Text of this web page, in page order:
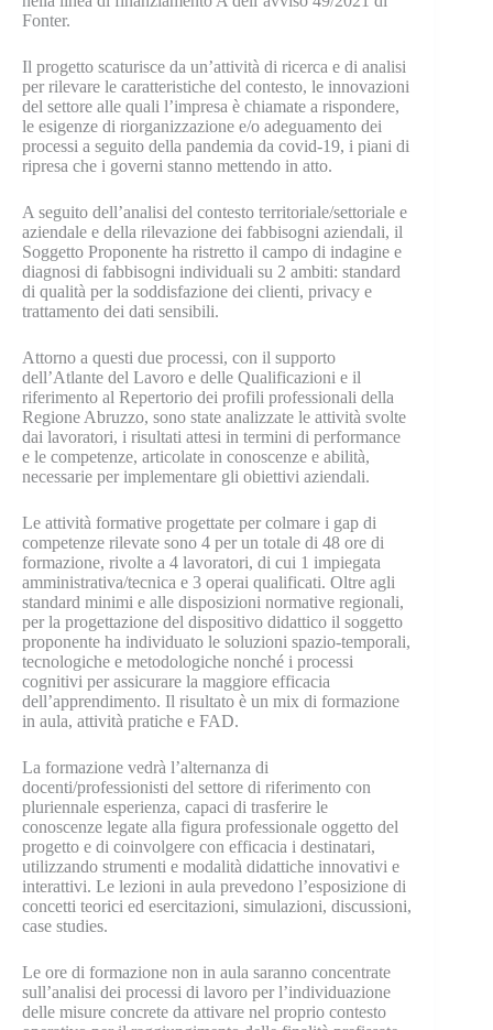
Fonter.
Il progetto scaturisce da un’attività di ricerca e di analisi
per rilevare le caratteristiche del contesto, le innovazioni
del settore alle quali l’impresa è chiamate a rispondere,
le esigenze di riorganizzazione e/o adeguamento dei
processi a seguito della pandemia da covid-19, i piani di
ripresa che i governi stanno mettendo in atto.
A seguito dell’analisi del contesto territoriale/settoriale e
aziendale e della rilevazione dei fabbisogni aziendali, il
Soggetto Proponente ha ristretto il campo di indagine e
diagnosi di fabbisogni individuali su 2 ambiti: standard
di qualità per la soddisfazione dei clienti, privacy e
trattamento dei dati sensibili.
Attorno a questi due processi, con il supporto
dell’Atlante del Lavoro e delle Qualificazioni e il
riferimento al Repertorio dei profili professionali della
Regione Abruzzo, sono state analizzate le attività svolte
dai lavoratori, i risultati attesi in termini di performance
e le competenze, articolate in conoscenze e abilità,
necessarie per implementare gli obiettivi aziendali.
Le attività formative progettate per colmare i gap di
competenze rilevate sono 4 per un totale di 48 ore di
formazione, rivolte a 4 lavoratori, di cui 1 impiegata
amministrativa/tecnica e 3 operai qualificati. Oltre agli
standard minimi e alle disposizioni normative regionali,
per la progettazione del dispositivo didattico il soggetto
proponente ha individuato le soluzioni spazio-temporali,
tecnologiche e metodologiche nonché i processi
cognitivi per assicurare la maggiore efficacia
dell’apprendimento. Il risultato è un mix di formazione
in aula, attività pratiche e FAD.
La formazione vedrà l’alternanza di
docenti/professionisti del settore di riferimento con
pluriennale esperienza, capaci di trasferire le
conoscenze legate alla figura professionale oggetto del
progetto e di coinvolgere con efficacia i destinatari,
utilizzando strumenti e modalità didattiche innovativi e
interattivi. Le lezioni in aula prevedono l’esposizione di
concetti teorici ed esercitazioni, simulazioni, discussioni,
case studies.
Le ore di formazione non in aula saranno concentrate
sull’analisi dei processi di lavoro per l’individuazione
delle misure concrete da attivare nel proprio contesto